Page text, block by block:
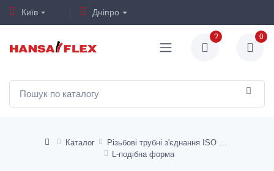
Київ Дніпро
? 0
Каталог
L-подібна форма